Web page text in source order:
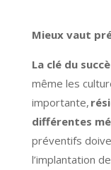
Mieux vaut
La clé du
même les
importante,
différentes
préventifs
l’implantation